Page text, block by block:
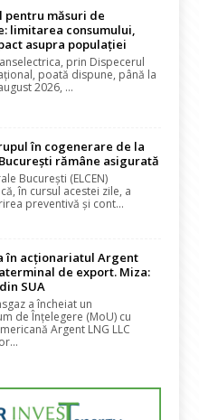
pentru măsuri de
limitarea consumului,
asupra populației
prin Dispecerul
poată dispune, până la
2026, ...
în cogenerare de la
rămâne asigurată
București (ELCEN)
în cursul acestei zile, a
preventivă și cont...
în acționariatul Argent
de export. Miza:
SUA
a încheiat un
de Înțelegere (MoU) cu
Argent LNG LLC